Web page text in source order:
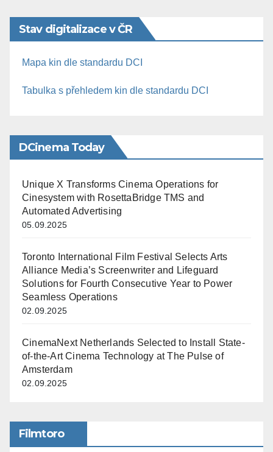
Stav digitalizace v ČR
Mapa kin dle standardu DCI
Tabulka s přehledem kin dle standardu DCI
DCinema Today
Unique X Transforms Cinema Operations for
Cinesystem with RosettaBridge TMS and
Automated Advertising
05.09.2025
Toronto International Film Festival Selects Arts
Alliance Media’s Screenwriter and Lifeguard
Solutions for Fourth Consecutive Year to Power
Seamless Operations
02.09.2025
CinemaNext Netherlands Selected to Install State-
of-the-Art Cinema Technology at The Pulse of
Amsterdam
02.09.2025
Filmtoro